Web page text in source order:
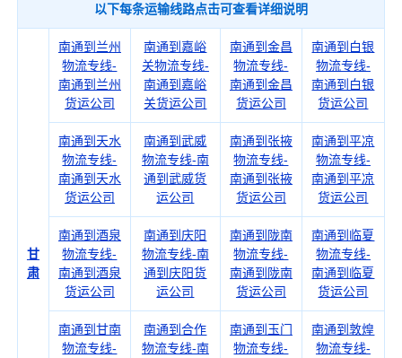
以下每条运输线路点击可查看详细说明
甘
肃
南通到兰州
物流专线-
南通到兰州
货运公司
南通到嘉峪
关物流专线-
南通到嘉峪
关货运公司
南通到金昌
物流专线-
南通到金昌
货运公司
南通到白银
物流专线-
南通到白银
货运公司
南通到天水
物流专线-
南通到天水
货运公司
南通到武威
物流专线-南
通到武威货
运公司
南通到张掖
物流专线-
南通到张掖
货运公司
南通到平凉
物流专线-
南通到平凉
货运公司
南通到酒泉
物流专线-
南通到酒泉
货运公司
南通到庆阳
物流专线-南
通到庆阳货
运公司
南通到陇南
物流专线-
南通到陇南
货运公司
南通到临夏
物流专线-
南通到临夏
货运公司
南通到甘南
物流专线-
南通到合作
物流专线-南
南通到玉门
物流专线-
南通到敦煌
物流专线-